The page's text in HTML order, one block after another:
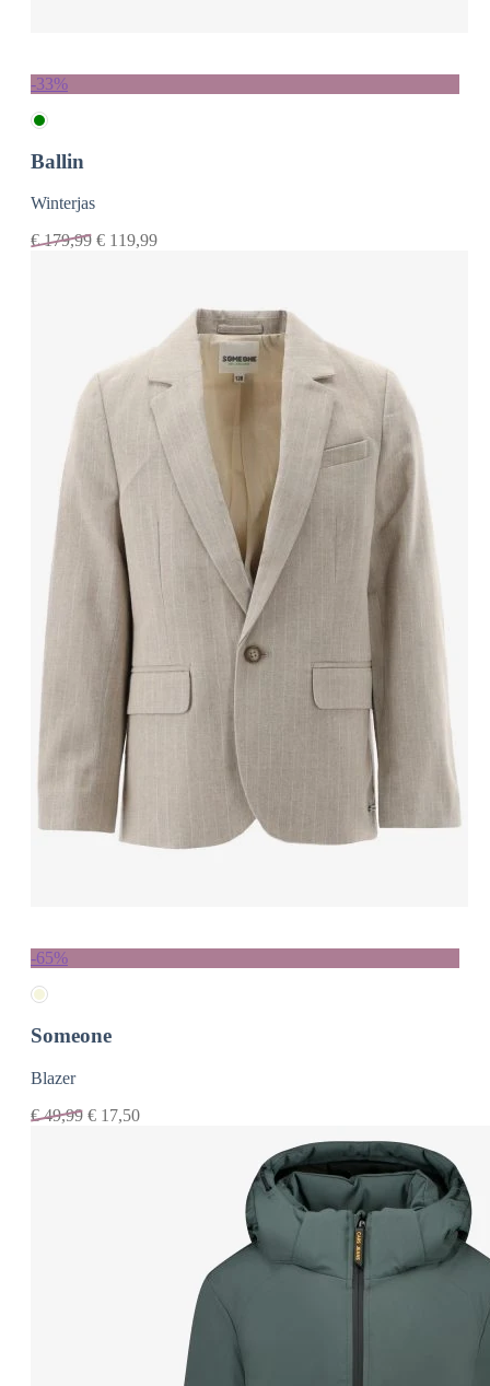
-33%
Ballin
Winterjas
€179,99 € 119,99
-65%
Someone
Blazer
€49,99 € 17,50